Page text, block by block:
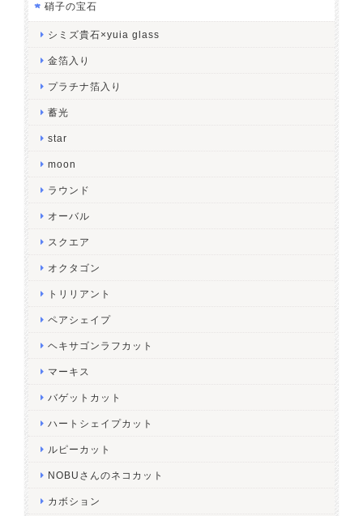
硝子の宝石
シミズ貴石×yuia glass
金箔入り
プラチナ箔入り
蓄光
star
moon
ラウンド
オーバル
スクエア
オクタゴン
トリリアント
ペアシェイプ
ヘキサゴンラフカット
マーキス
バゲットカット
ハートシェイプカット
ルピーカット
NOBUさんのネコカット
カボション